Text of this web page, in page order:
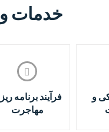
خدمات
فرآیند برنامه
مهاجرت
و